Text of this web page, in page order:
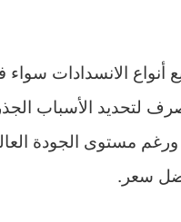
أنواع الانسدادات
لتحديد الأسباب
مستوى الجودة
سعر.